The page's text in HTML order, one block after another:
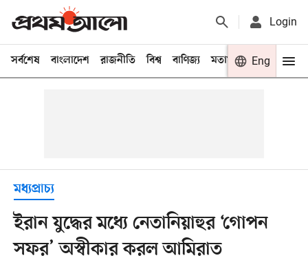
Login
সর্বশেষ বাংলাদেশ রাজনীতি বিশ্ব বাণিজ্য মতামত খেলা
Eng
মধ্যপ্রাচ্য
ইরান যুদ্ধের মধ্যে নেতানিয়াহুর ‘গোপন
সফর’ অস্বীকার করল আমিরাত